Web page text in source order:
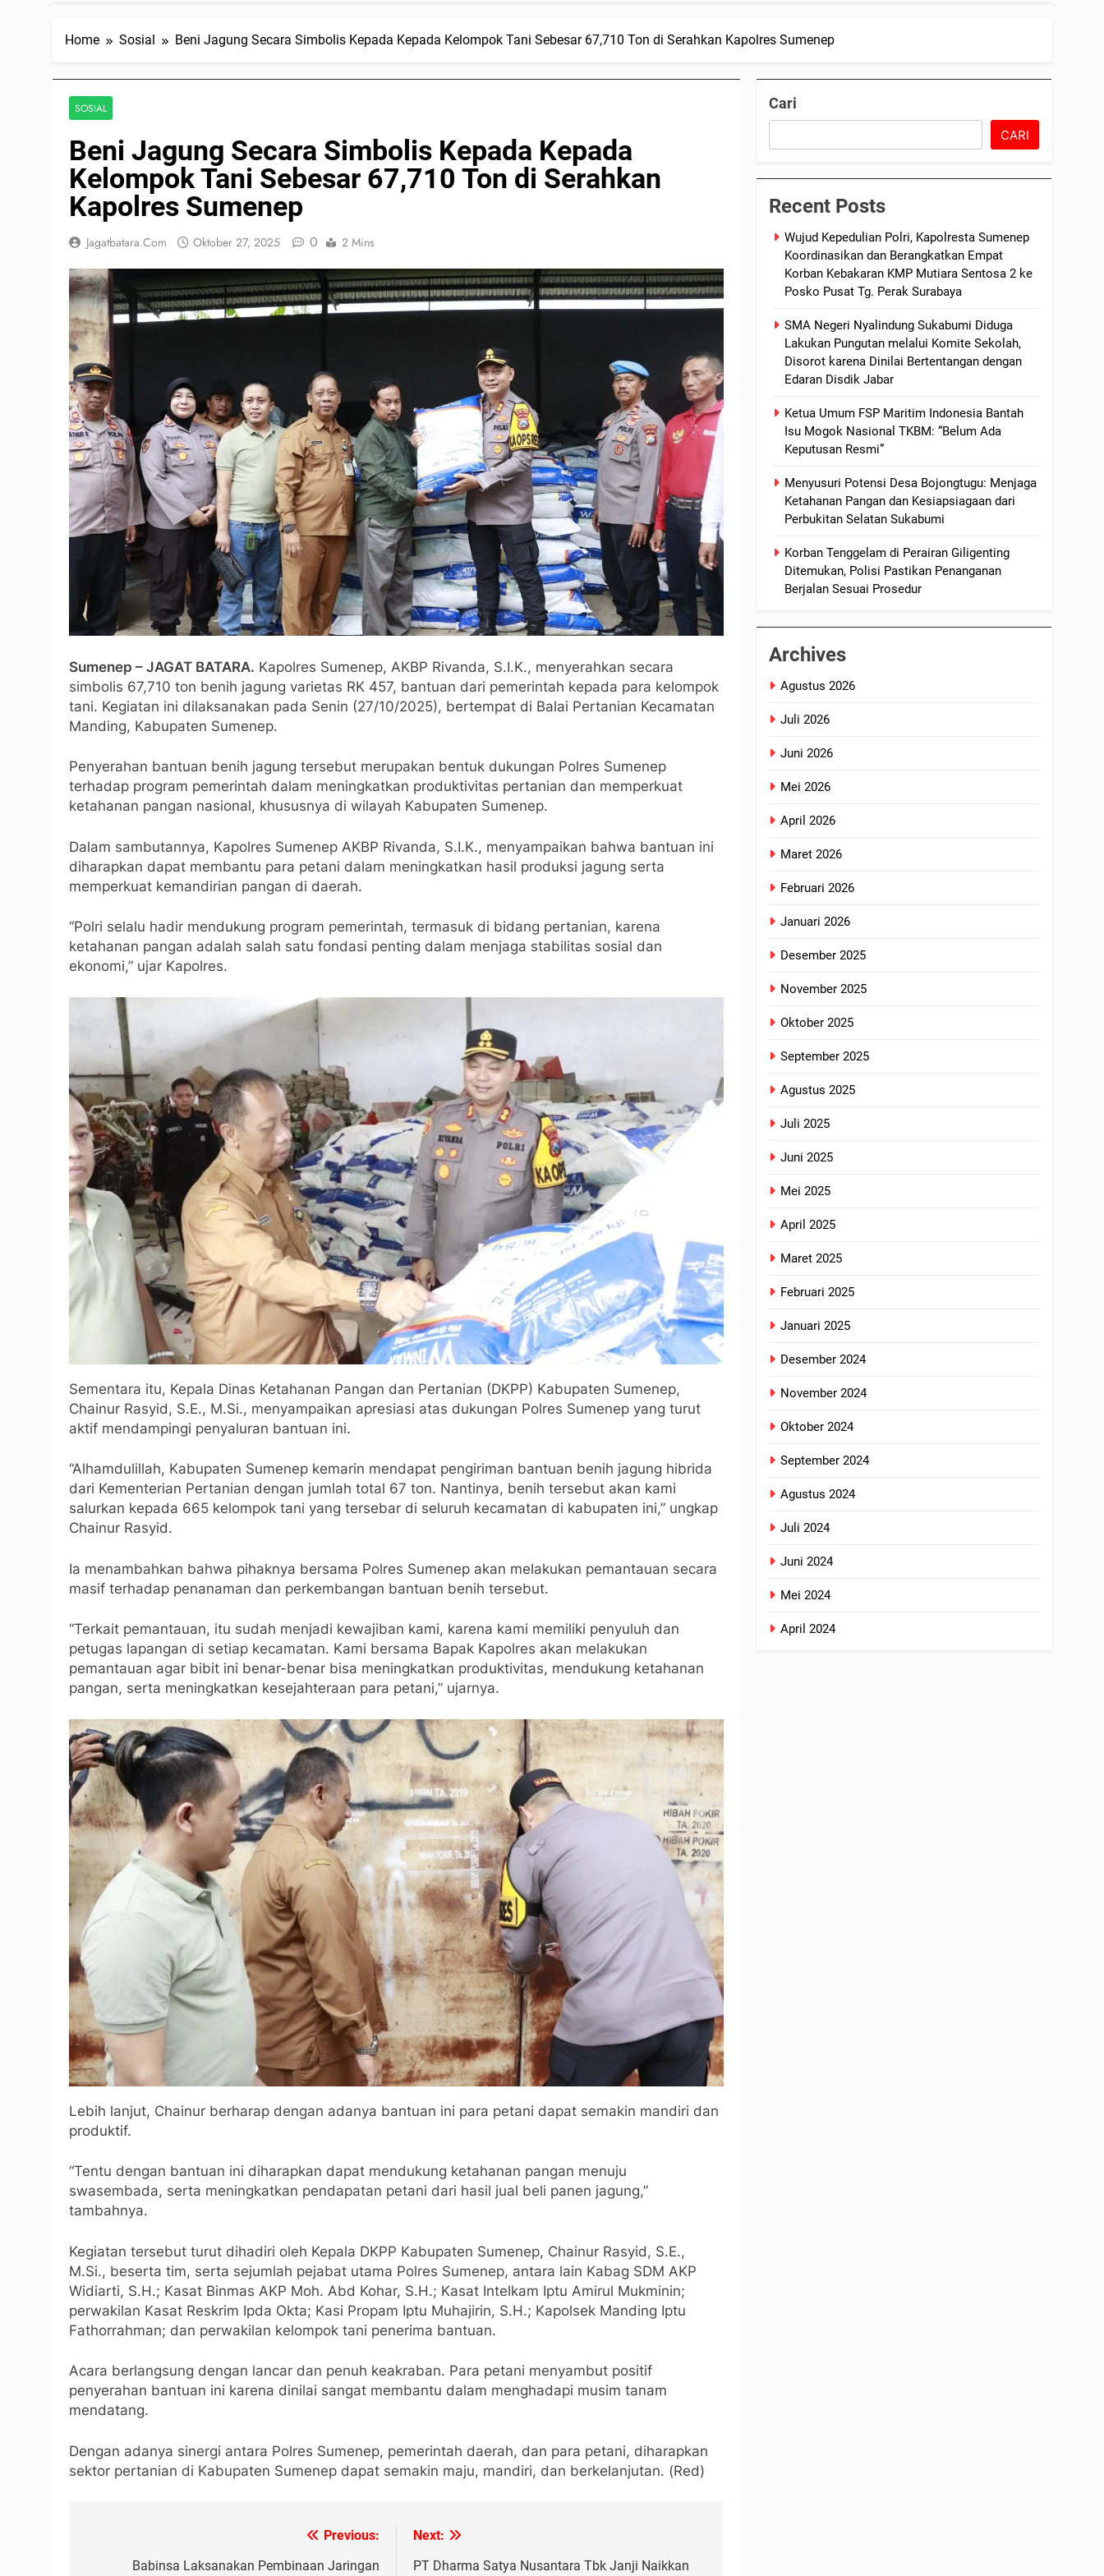
Home Sosial Beni Jagung Secara Simbolis Kepada Kepada Kelompok Tani Sebesar 67,710 Ton di Serahkan Kapolres Sumenep
SOSIAL
Beni Jagung Secara Simbolis Kepada Kepada
Kelompok Tani Sebesar 67,710 Ton di Serahkan
Kapolres Sumenep
Jagatbatara.com Oktober 27, 2025 0 2 Mins
Sumenep – JAGAT BATARA. Kapolres Sumenep, AKBP Rivanda, S.I.K., menyerahkan secara
simbolis 67,710 ton benih jagung varietas RK 457, bantuan dari pemerintah kepada para kelompok
tani. Kegiatan ini dilaksanakan pada Senin (27/10/2025), bertempat di Balai Pertanian Kecamatan
Manding, Kabupaten Sumenep.
Penyerahan bantuan benih jagung tersebut merupakan bentuk dukungan Polres Sumenep
terhadap program pemerintah dalam meningkatkan produktivitas pertanian dan memperkuat
ketahanan pangan nasional, khususnya di wilayah Kabupaten Sumenep.
Dalam sambutannya, Kapolres Sumenep AKBP Rivanda, S.I.K., menyampaikan bahwa bantuan ini
diharapkan dapat membantu para petani dalam meningkatkan hasil produksi jagung serta
memperkuat kemandirian pangan di daerah.
“Polri selalu hadir mendukung program pemerintah, termasuk di bidang pertanian, karena
ketahanan pangan adalah salah satu fondasi penting dalam menjaga stabilitas sosial dan
ekonomi,” ujar Kapolres.
Sementara itu, Kepala Dinas Ketahanan Pangan dan Pertanian (DKPP) Kabupaten Sumenep,
Chainur Rasyid, S.E., M.Si., menyampaikan apresiasi atas dukungan Polres Sumenep yang turut
aktif mendampingi penyaluran bantuan ini.
“Alhamdulillah, Kabupaten Sumenep kemarin mendapat pengiriman bantuan benih jagung hibrida
dari Kementerian Pertanian dengan jumlah total 67 ton. Nantinya, benih tersebut akan kami
salurkan kepada 665 kelompok tani yang tersebar di seluruh kecamatan di kabupaten ini,” ungkap
Chainur Rasyid.
Ia menambahkan bahwa pihaknya bersama Polres Sumenep akan melakukan pemantauan secara
masif terhadap penanaman dan perkembangan bantuan benih tersebut.
“Terkait pemantauan, itu sudah menjadi kewajiban kami, karena kami memiliki penyuluh dan
petugas lapangan di setiap kecamatan. Kami bersama Bapak Kapolres akan melakukan
pemantauan agar bibit ini benar-benar bisa meningkatkan produktivitas, mendukung ketahanan
pangan, serta meningkatkan kesejahteraan para petani,” ujarnya.
Lebih lanjut, Chainur berharap dengan adanya bantuan ini para petani dapat semakin mandiri dan
produktif.
“Tentu dengan bantuan ini diharapkan dapat mendukung ketahanan pangan menuju
swasembada, serta meningkatkan pendapatan petani dari hasil jual beli panen jagung,”
tambahnya.
Kegiatan tersebut turut dihadiri oleh Kepala DKPP Kabupaten Sumenep, Chainur Rasyid, S.E.,
M.Si., beserta tim, serta sejumlah pejabat utama Polres Sumenep, antara lain Kabag SDM AKP
Widiarti, S.H.; Kasat Binmas AKP Moh. Abd Kohar, S.H.; Kasat Intelkam Iptu Amirul Mukminin;
perwakilan Kasat Reskrim Ipda Okta; Kasi Propam Iptu Muhajirin, S.H.; Kapolsek Manding Iptu
Fathorrahman; dan perwakilan kelompok tani penerima bantuan.
Acara berlangsung dengan lancar dan penuh keakraban. Para petani menyambut positif
penyerahan bantuan ini karena dinilai sangat membantu dalam menghadapi musim tanam
mendatang.
Dengan adanya sinergi antara Polres Sumenep, pemerintah daerah, dan para petani, diharapkan
sektor pertanian di Kabupaten Sumenep dapat semakin maju, mandiri, dan berkelanjutan. (Red)
Previous:
Babinsa Laksanakan Pembinaan Jaringan
Next:
PT Dharma Satya Nusantara Tbk Janji Naikkan
Cari
CARI
Recent Posts
Wujud Kepedulian Polri, Kapolresta Sumenep
Koordinasikan dan Berangkatkan Empat
Korban Kebakaran KMP Mutiara Sentosa 2 ke
Posko Pusat Tg. Perak Surabaya
SMA Negeri Nyalindung Sukabumi Diduga
Lakukan Pungutan melalui Komite Sekolah,
Disorot karena Dinilai Bertentangan dengan
Edaran Disdik Jabar
Ketua Umum FSP Maritim Indonesia Bantah
Isu Mogok Nasional TKBM: “Belum Ada
Keputusan Resmi”
Menyusuri Potensi Desa Bojongtugu: Menjaga
Ketahanan Pangan dan Kesiapsiagaan dari
Perbukitan Selatan Sukabumi
Korban Tenggelam di Perairan Giligenting
Ditemukan, Polisi Pastikan Penanganan
Berjalan Sesuai Prosedur
Archives
Agustus 2026
Juli 2026
Juni 2026
Mei 2026
April 2026
Maret 2026
Februari 2026
Januari 2026
Desember 2025
November 2025
Oktober 2025
September 2025
Agustus 2025
Juli 2025
Juni 2025
Mei 2025
April 2025
Maret 2025
Februari 2025
Januari 2025
Desember 2024
November 2024
Oktober 2024
September 2024
Agustus 2024
Juli 2024
Juni 2024
Mei 2024
April 2024